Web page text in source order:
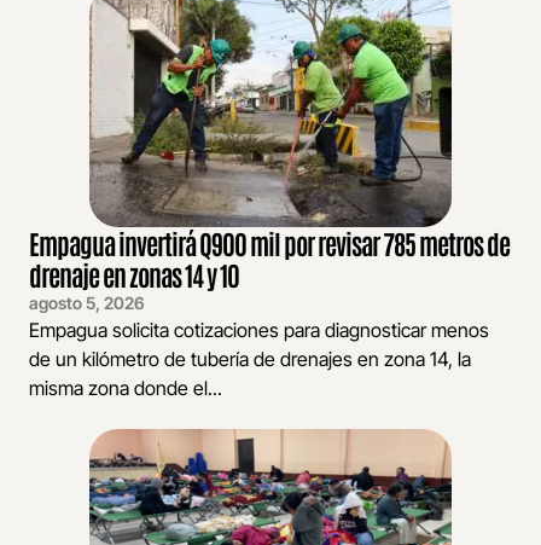
Empagua invertirá Q900 mil por revisar 785 metros de
drenaje en zonas 14 y 10
agosto 5, 2026
Empagua solicita cotizaciones para diagnosticar menos
de un kilómetro de tubería de drenajes en zona 14, la
misma zona donde el...